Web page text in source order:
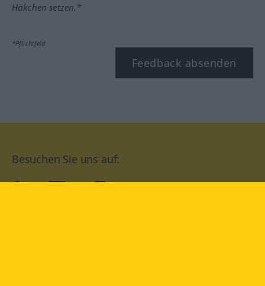
Häkchen setzen.*
*Pflichtfeld
Feedback absenden
Besuchen Sie uns auf: